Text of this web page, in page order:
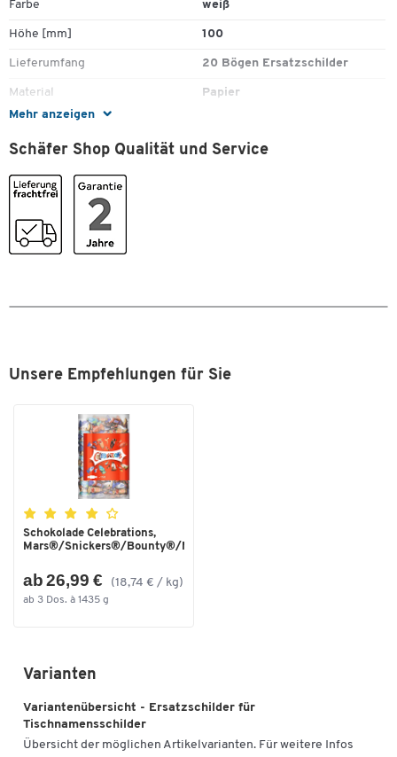
Mehr anzeigen
Farbe weiß
Höhe [mm] 100
Lieferumfang 20 Bögen Ersatzschilder
Material Papier
Stück pro Paket
Typ Tischnamensschild
Maße
Breite [mm]
Schäfer Shop Qualität und Service
Unsere Empfehlungen für Sie
Schokolade Celebrations,
Mars®/Snickers®/Bounty®/M...
ab 26,99 € (18,74 € / kg)
ab 3 Dos. à 1435 g
Varianten
Variantenübersicht - Ersatzschilder für
Tischnamensschilder
Übersicht der möglichen Artikelvarianten. Für weitere Infos